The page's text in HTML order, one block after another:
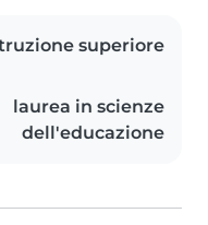
superiore
laurea in scienze
dell'educazione